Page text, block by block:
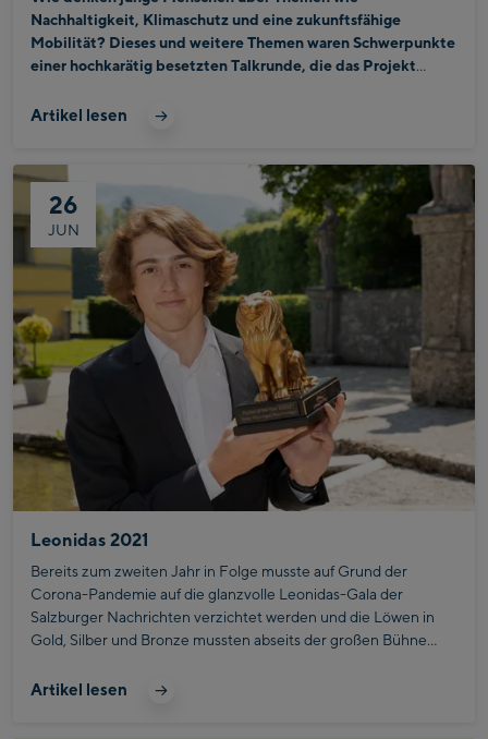
Nachhaltigkeit, Klimaschutz und eine zukunftsfähige
Mobilität? Dieses und weitere Themen waren Schwerpunkte
einer hochkarätig besetzten Talkrunde, die das Projekt
und der Landesberufsschule Zell am See organisiert hat.
Artikel lesen
26
JUN
Leonidas 2021
Bereits zum zweiten Jahr in Folge musste auf Grund der
Corona-Pandemie auf die glanzvolle Leonidas-Gala der
Salzburger Nachrichten verzichtet werden und die Löwen in
Gold, Silber und Bronze mussten abseits der großen Bühne
die ersten Löwen konnten bei den fürstlichen Wasserspielen in
Artikel lesen